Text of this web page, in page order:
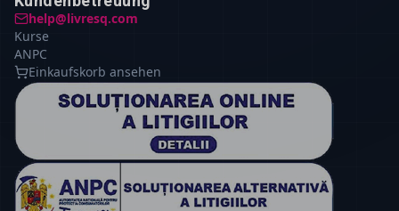
help@livresq.com
Kurse
ANPC
Einkaufskorb ansehen